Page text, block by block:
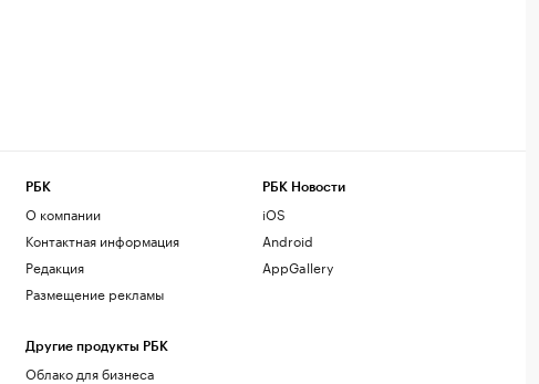
РБК
О компании
Контактная информация
Редакция
Размещение рекламы
Другие продукты РБК
Облако для бизнеса
РБК Новости
iOS
Android
AppGallery